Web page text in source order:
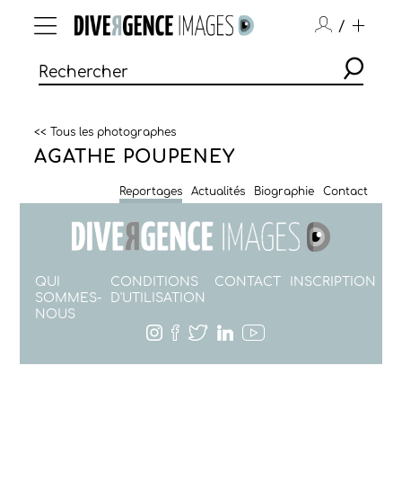
/
<< Tous les photographes
AGATHE POUPENEY
Reportages Actualités Biographie Contact
QUI
SOMMES-
NOUS
CONDITIONS
D'UTILISATION
CONTACT INSCRIPTION